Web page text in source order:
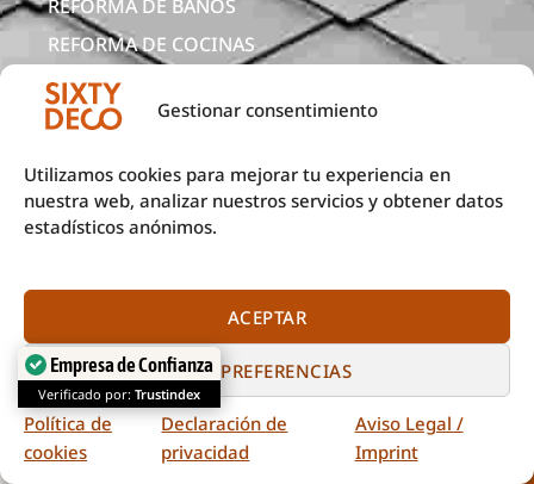
Gestionar consentimiento
Utilizamos cookies para mejorar tu experiencia en
nuestra web, analizar nuestros servicios y obtener datos
estadísticos anónimos.
ACEPTAR
VER PREFERENCIAS
Política de
cookies
Declaración de
privacidad
Aviso Legal /
Imprint
REFORMA DE BAÑOS
REFORMA DE COCINAS
ALBAÑILERÍA
REFORMAS DE LOCALES
OTRAS PÁGINAS
REFORMAS DE BAÑOS
REFORMAS DE COCINAS
REFORMAS INTEGRALES
TODAS LAS ZONAS
REFORMAS DE CHALETS
FONTANERÍA
Llamar Pedir presupuesto
Empresa de Confianza
Verificado por: Trustindex